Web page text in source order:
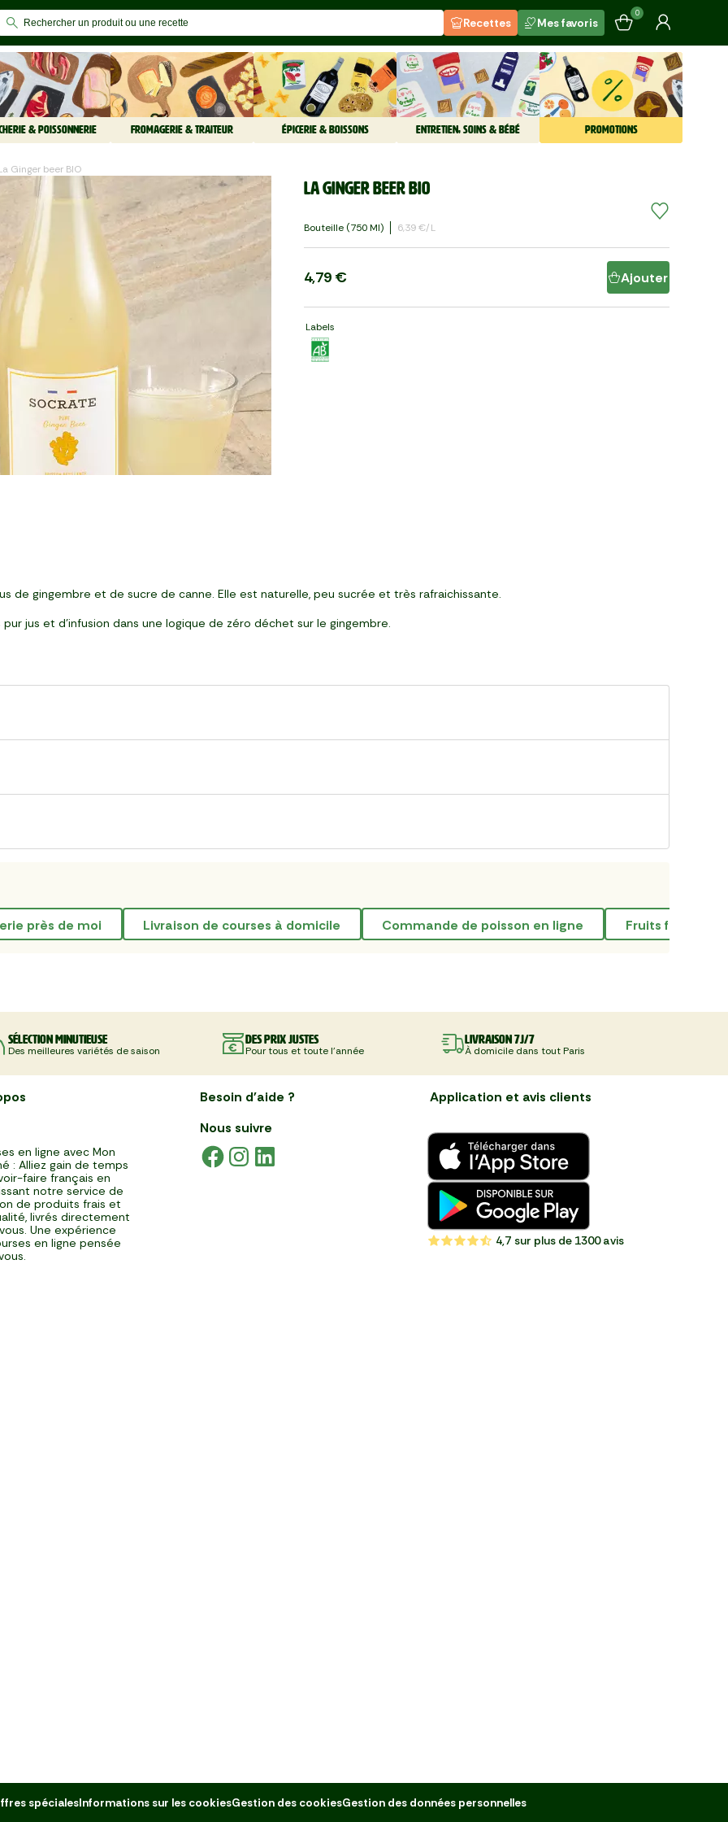
Recettes Mes favoris
0
& POISSONNERIE FROMAGERIE & TRAITEUR ÉPICERIE & BOISSONS ENTRETIEN, SOINS & BÉBÉ PROMOTIONS
La Ginger beer BIO
La Ginger beer BIO
Bouteille (750 Ml) 6,39 €/l
4,79 € Ajouter
Labels
de gingembre et de sucre de canne. Elle est naturelle, peu sucrée et très rafraichissante.
jus et d'infusion dans une logique de zéro déchet sur le gingembre.
près de moi livraison de courses à domicile commande de poisson en ligne Fruits frais à
Sélection minutieuse
Des meilleures variétés de saison
Des prix justes
Pour tous et toute l'année
Livraison 7J/7
À domicile dans tout Paris
en ligne avec Mon
: Alliez gain de temps
faire français en
notre service de
de produits frais et
livrés directement
Une expérience
en ligne pensée
Besoin d'aide ?
Nous suivre
Application et avis clients
4,7 sur plus de 1300 avis
spécialesInformations sur les cookiesGestion des cookiesGestion des données personnelles